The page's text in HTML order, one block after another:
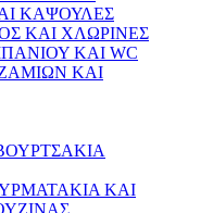
ΚΑΨΟΥΛΕΣ
ΚΑΙ ΧΛΩΡΙΝΕΣ
ΚΑΙ WC
ΚΑΙ
ΚΑΙ